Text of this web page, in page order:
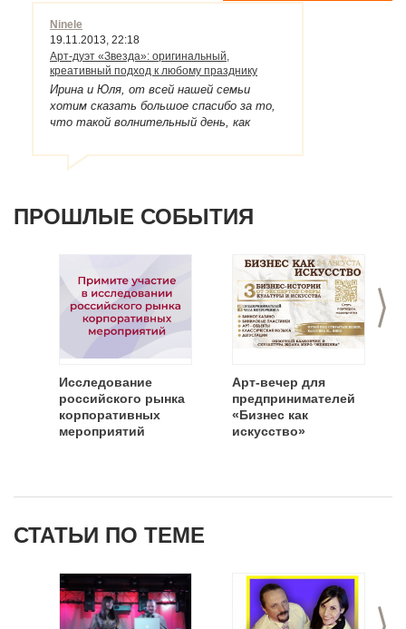
Ninele
19.11.2013, 22:18
Арт-дуэт «Звезда»: оригинальный,
креативный подход к любому празднику
Ирина и Юля, от всей нашей семьи
хотим сказать большое спасибо за то,
что такой волнительный день, как
настоящим праздником!!! Красивая
машина, много шариков, феи около
неожиданно и, что теперь мы точно
самой счастливой! Девчонки, вы -
лучшие!!! Скоро подрастем - пригласим
вас на День рождения!!! 22 марта нам
уже год!!! Рыбальченко Нина, Андрей и
Риммуля.
ПРОШЛЫЕ СОБЫТИЯ
>
Исследование
российского рынка
корпоративных
мероприятий
Арт-вечер для
предпринимателей
«Бизнес как
искусство»
СТАТЬИ ПО ТЕМЕ
>